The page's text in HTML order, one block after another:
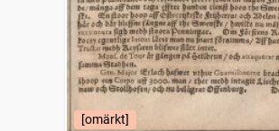
[omärkt]